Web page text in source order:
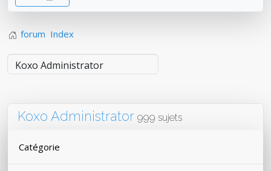
forum Index
Koxo Administrator 999 sujets
Catégorie